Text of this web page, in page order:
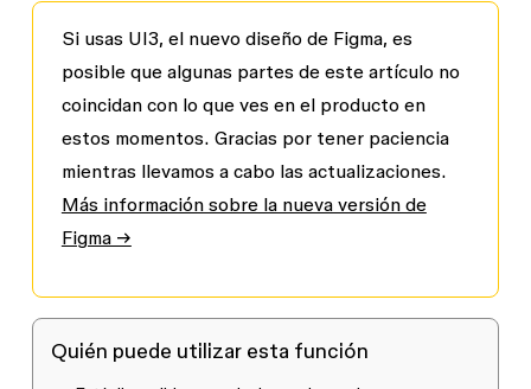
Si usas UI3, el nuevo diseño de Figma, es
posible que algunas partes de este artículo no
coincidan con lo que ves en el producto en
estos momentos. Gracias por tener paciencia
mientras llevamos a cabo las actualizaciones.
Más información sobre la nueva versión de
Figma →
Quién puede utilizar esta función